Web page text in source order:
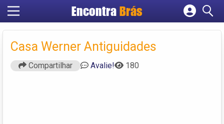
Encontra Brás
Cadastrar empresa
Criar conta
Casa Werner Antiguidades
Compartilhar Avalie! 180